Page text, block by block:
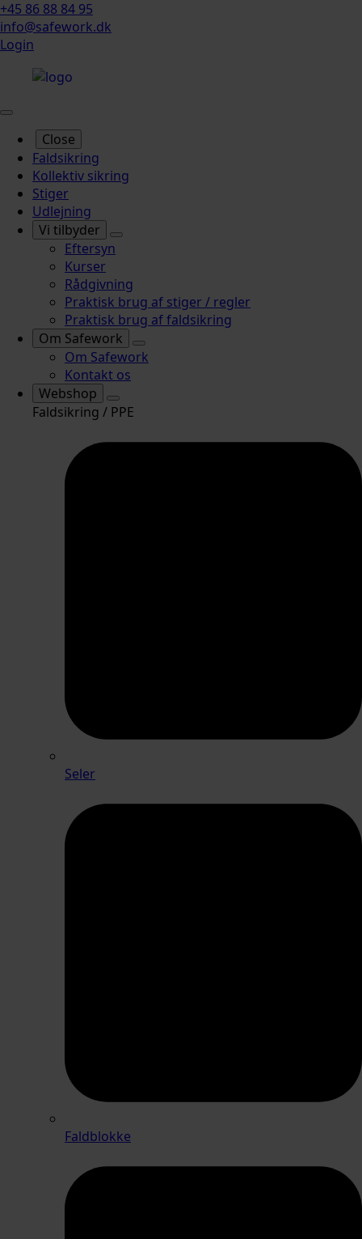
+45 86 88 84 95
info@safework.dk
Login
Close
Faldsikring
Kollektiv sikring
Stiger
Udlejning
Vi tilbyder
Eftersyn
Kurser
Rådgivning
Praktisk brug af stiger / regler
Praktisk brug af faldsikring
Om Safework
Om Safework
Kontakt os
Webshop
Faldsikring / PPE
Seler
Faldblokke